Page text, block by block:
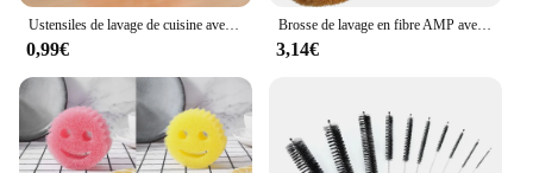
0,99€
Brosse de lavage en fibre AMP avec poignée, brosse à vaisselle naturelle, brosse à récurer la vaisselle, pot et poêle, cuisine
3,14€